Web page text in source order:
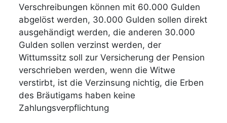
Verschreibungen können mit 60.000 Gulden
abgelöst werden, 30.000 Gulden sollen direkt
ausgehändigt werden, die anderen 30.000
Gulden sollen verzinst werden, der
Wittumssitz soll zur Versicherung der Pension
verschrieben werden, wenn die Witwe
verstirbt, ist die Verzinsung nichtig, die Erben
des Bräutigams haben keine
Zahlungsverpflichtung